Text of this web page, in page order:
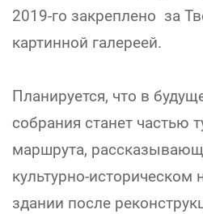
2019-го закреплено за
картинной галереей.
Планируется, что в
собрания станет частью
маршрута,
культурно-историческом
здании после